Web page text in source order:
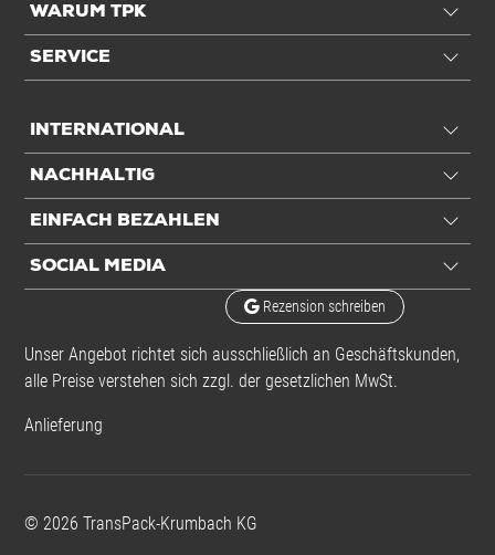
WARUM TPK
SERVICE
INTERNATIONAL
NACHHALTIG
EINFACH BEZAHLEN
SOCIAL MEDIA
Rezension schreiben
Unser Angebot richtet sich ausschließlich an Geschäftskunden,
alle Preise verstehen sich zzgl. der gesetzlichen MwSt.
Anlieferung
© 2026 TransPack-Krumbach KG